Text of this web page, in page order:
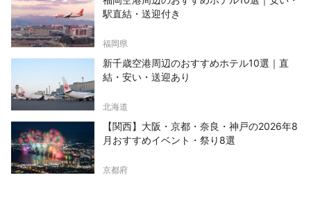
駅直結・送迎付き
福岡県
新千歳空港周辺のおすすめホテル10選｜直
結・安い・送迎あり
北海道
【関西】大阪・京都・奈良・神戸の2026年8
月おすすめイベント・祭り8選
京都府